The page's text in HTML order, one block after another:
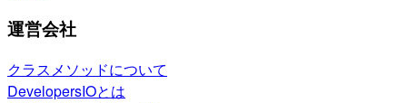
運営会社
クラスメソッドについて
DevelopersIOとは